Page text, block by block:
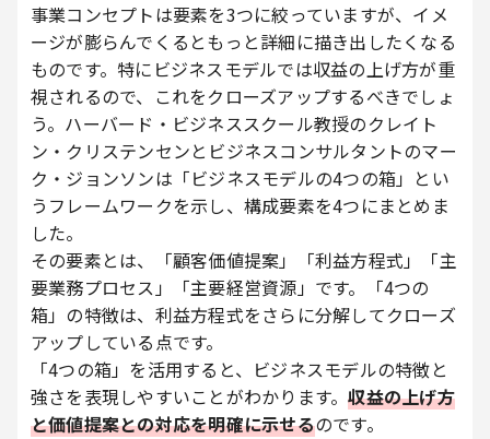
事業コンセプトは要素を3つに絞っていますが、イメ
ージが膨らんでくるともっと詳細に描き出したくなる
ものです。特にビジネスモデルでは収益の上げ方が重
視されるので、これをクローズアップするべきでしょ
う。ハーバード・ビジネススクール教授のクレイト
ン・クリステンセンとビジネスコンサルタントのマー
ク・ジョンソンは「ビジネスモデルの4つの箱」とい
うフレームワークを示し、構成要素を4つにまとめま
した。
その要素とは、「顧客価値提案」「利益方程式」「主
要業務プロセス」「主要経営資源」です。「4つの
箱」の特徴は、利益方程式をさらに分解してクローズ
アップしている点です。
「4つの箱」を活用すると、ビジネスモデルの特徴と
強さを表現しやすいことがわかります。収益の上げ方
と価値提案との対応を明確に示せるのです。